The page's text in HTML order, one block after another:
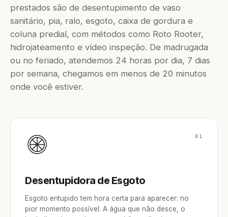
prestados são de desentupimento de vaso
sanitário, pia, ralo, esgoto, caixa de gordura e
coluna predial, com métodos como Roto Rooter,
hidrojateamento e vídeo inspeção. De madrugada
ou no feriado, atendemos 24 horas por dia, 7 dias
por semana, chegamos em menos de 20 minutos
onde você estiver.
01
Desentupidora de Esgoto
Esgoto entupido tem hora certa para aparecer: no
pior momento possível. A água que não desce, o